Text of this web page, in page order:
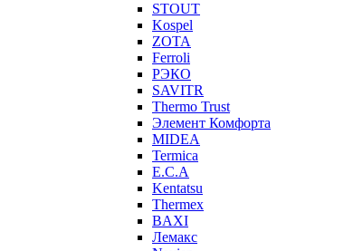
STOUT
Kospel
ZOTA
Ferroli
РЭКО
SAVITR
Thermo Trust
Элемент Комфорта
MIDEA
Termica
E.C.A
Kentatsu
Thermex
BAXI
Лемакс